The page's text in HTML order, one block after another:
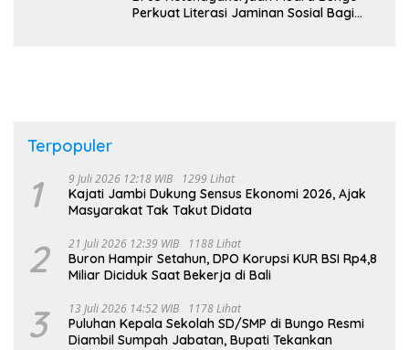
Perkuat Literasi Jaminan Sosial Bagi
Terpopuler
1 9 Juli 2026 12:18 WIB 1299 Lihat
Kajati Jambi Dukung Sensus Ekonomi 2026, Ajak
Masyarakat Tak Takut Didata
2 21 Juli 2026 12:39 WIB 1188 Lihat
Buron Hampir Setahun, DPO Korupsi KUR BSI Rp4,8
Miliar Diciduk Saat Bekerja di Bali
3 13 Juli 2026 14:52 WIB 1178 Lihat
Puluhan Kepala Sekolah SD/SMP di Bungo Resmi
Diambil Sumpah Jabatan, Bupati Tekankan